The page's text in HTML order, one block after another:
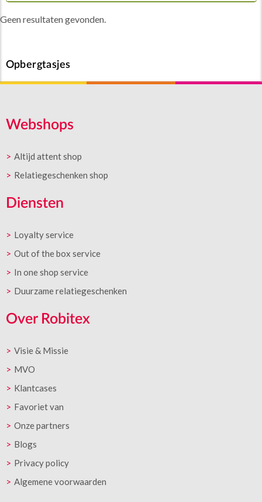
Geen resultaten gevonden.
Opbergtasjes
Webshops
Altijd attent shop
Relatiegeschenken shop
Diensten
Loyalty service
Out of the box service
In one shop service
Duurzame relatiegeschenken
Over Robitex
Visie & Missie
MVO
Klantcases
Favoriet van
Onze partners
Blogs
Privacy policy
Algemene voorwaarden